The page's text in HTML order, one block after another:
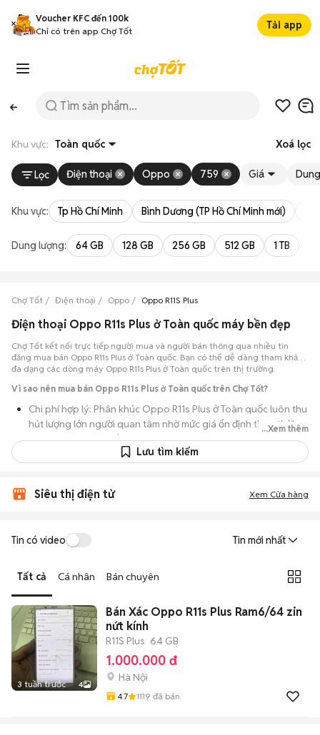
Voucher KFC đến 100k
Chỉ có trên app Chợ Tốt
Tải app
Khu vực: Toàn quốc Xoá lọc
Lọc Điện thoại Oppo 759 Giá
Khu vực: Tp Hồ Chí Minh Bình Dương (TP Hồ Chí Minh mới)
Dung lượng: 64 GB 128 GB 256 GB 512 GB 1 TB
Chợ Tốt Điện thoại Oppo Oppo R11S Plus
Điện thoại Oppo R11s Plus ở Toàn quốc máy bền đẹp
Chợ Tốt kết nối trực tiếp người mua và người bán thông qua nhiều tin
đăng mua bán Oppo R11s Plus ở Toàn quốc. Bạn có thể dễ dàng tham khảo
đa dạng các dòng máy Oppo R11s Plus ở Toàn quốc trên thị trường.
Vì sao nên mua bán Oppo R11s Plus ở Toàn quốc trên Chợ Tốt?
Chi phí hợp lý: Phân khúc Oppo R11s Plus ở Toàn quốc luôn thu
hút lượng lớn người quan tâm nhờ mức giá ổn định theo thời
gian, phù hợp với số đông.
Nguồn cung dồi dào: Hàng loạt bài đăng Oppo R11s Plus ở
pin, tình trạng ngoại hình và lịch sử bảo hành.
điện tử cũ.
Thanh toán nhanh chóng: Khi hai bên đã ưng ý về tình trạng
máy, quá trình thanh toán và bàn giao diễn ra ngay lập tức,
thủ tục đơn giản.
...Xem thêm
Lưu tìm kiếm
Siêu thị điện tử Xem Cửa hàng
Tin có video Tin mới nhất
Tất cả Cá nhân Bán chuyên
3 tuần trước 4
Bán Xác Oppo R11s Plus Ram6/64 zin
nứt kính
R11S Plus 64 GB
1.000.000 đ
Hà Nội
4.7 1119 đã bán